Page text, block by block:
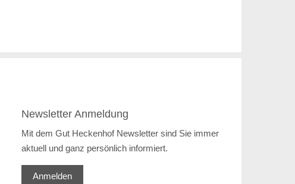
Newsletter Anmeldung
Mit dem Gut Heckenhof Newsletter sind Sie immer
aktuell und ganz persönlich informiert.
Anmelden